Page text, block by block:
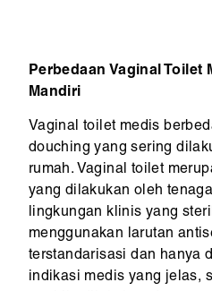
Perbedaan Vaginal Toilet
Mandiri
Vaginal toilet medis
douching yang sering
rumah. Vaginal toilet
yang dilakukan oleh
lingkungan klinis yang
menggunakan larutan
terstandarisasi dan hanya
indikasi medis yang jelas,